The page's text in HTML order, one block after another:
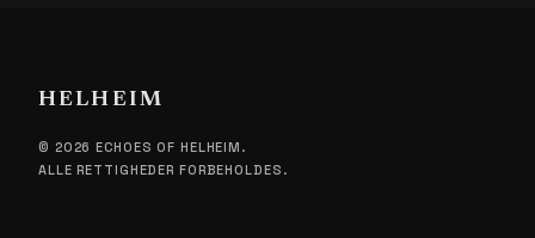
HELHEIM
© 2026 ECHOES OF HELHEIM.
ALLE RETTIGHEDER FORBEHOLDES.